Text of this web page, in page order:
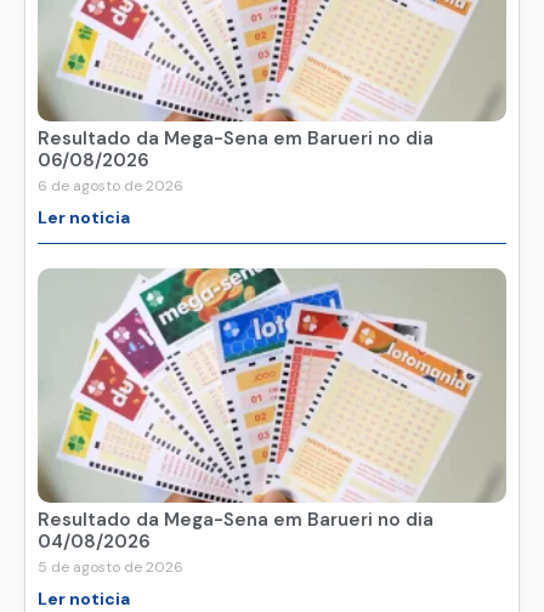
Resultado da Mega-Sena em Barueri no dia
06/08/2026
6 de agosto de 2026
Ler noticia
Resultado da Mega-Sena em Barueri no dia
04/08/2026
5 de agosto de 2026
Ler noticia